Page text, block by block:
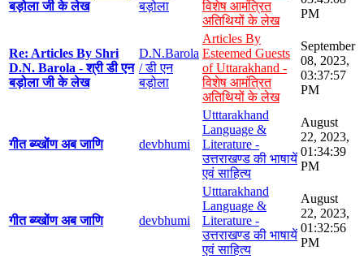
बड़ोला जी के लेख
बड़ोला
विशेष आमंत्रित
अतिथियों के लेख
PM
Re: Articles By Shri
D.N. Barola - श्री डी एन
बड़ोला जी के लेख
D.N.Barola
/ डी एन
बड़ोला
Articles By
Esteemed Guests
of Uttarakhand -
विशेष आमंत्रित
अतिथियों के लेख
September
08, 2023,
03:37:57
PM
गीत ब्य्खोंण अब जाणि devbhumi
Utttarakhand
Language &
Literature -
उत्तराखण्ड की भाषायें
एवं साहित्य
August
22, 2023,
01:34:39
PM
गीत ब्य्खोंण अब जाणि devbhumi
Utttarakhand
Language &
Literature -
उत्तराखण्ड की भाषायें
एवं साहित्य
August
22, 2023,
01:32:56
PM